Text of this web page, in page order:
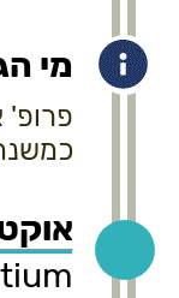
מי
פרופ'